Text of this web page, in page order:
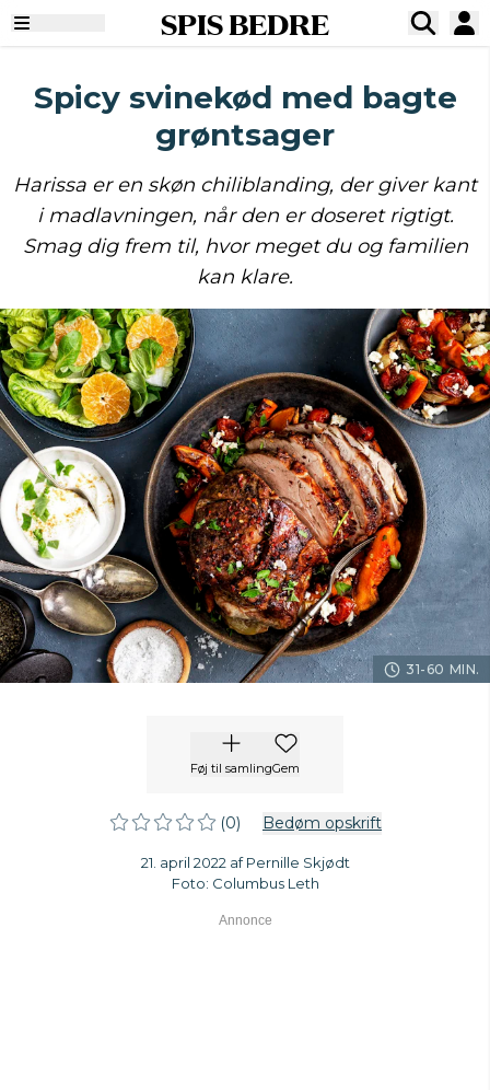
SPIS BEDRE
Spicy svinekød med bagte
grøntsager
Harissa er en skøn chiliblanding, der giver kant
i madlavningen, når den er doseret rigtigt.
Smag dig frem til, hvor meget du og familien
kan klare.
31-60 MIN.
Føj til samlingGem
(0) Bedøm opskrift
21. april 2022 af Pernille Skjødt
Foto: Columbus Leth